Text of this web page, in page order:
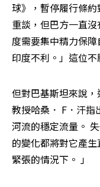
球》，暫停履行條
重談，但巴方一直
度需要集中精力保
印度不利。」這位不
但對巴基斯坦來說
教授哈桑． F．汗指
河流的穩定流量。
的變化都將對它產
緊張的情況下。 」